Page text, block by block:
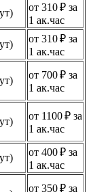
от 310 ₽ за
1 ак.час
от 310 ₽ за
1 ак.час
от 700 ₽ за
1 ак.час
от 1100 ₽ за
1 ак.час
от 400 ₽ за
1 ак.час
от 350 ₽ за